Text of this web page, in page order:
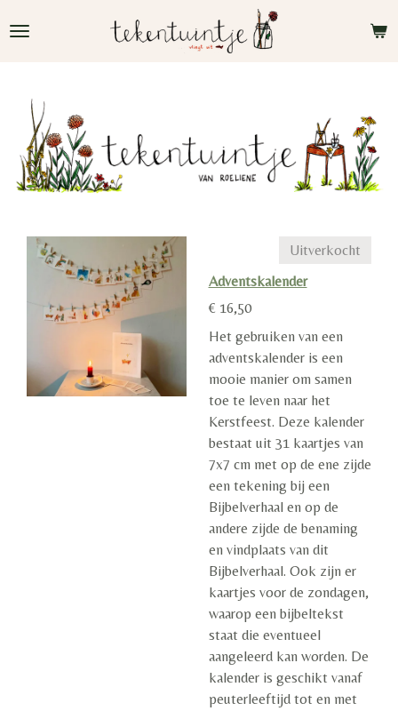
direct
hoofdinhoud
Uitverkocht
Adventskalender
€ 16,50
Het gebruiken van een
adventskalender is een
mooie manier om samen
toe te leven naar het
Kerstfeest. Deze kalender
bestaat uit 31 kaartjes van
7x7 cm met op de ene zijde
een tekening bij een
Bijbelverhaal en op de
andere zijde de benaming
en vindplaats van dit
Bijbelverhaal. Ook zijn er
kaartjes voor de zondagen,
waarop een bijbeltekst
staat die eventueel
aangeleerd kan worden. De
kalender is geschikt vanaf
peuterleeftijd tot en met